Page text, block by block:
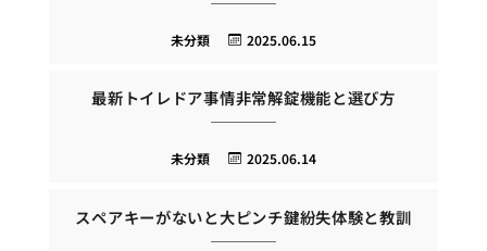
2025.06.15
未分類
最新トイレドア事情非常解錠機能と選び方
2025.06.14
未分類
スペアキーがないと大ピンチ鍵紛失体験と教訓